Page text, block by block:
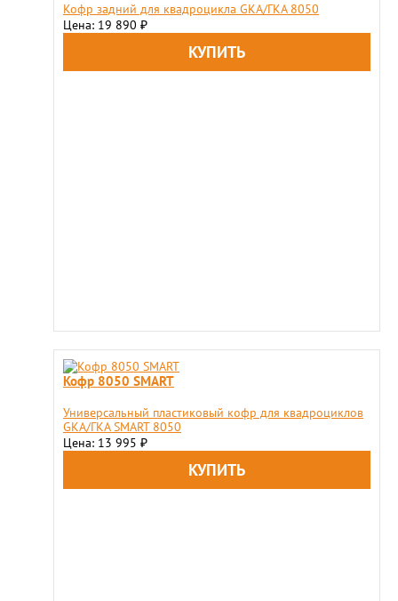
Кофр задний для квадроцикла GKA/ГКА 8050
Цена: 19 890 ₽
Кофр 8050 SMART
Универсальный пластиковый кофр для квадроциклов
GKA/ГКА SMART 8050
Цена: 13 995 ₽